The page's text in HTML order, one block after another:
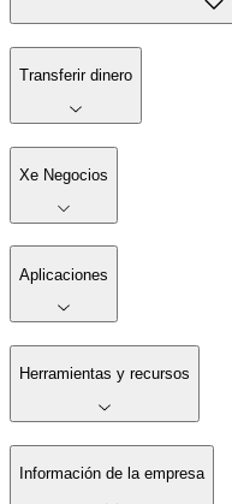
Transferir dinero
Xe Negocios
Aplicaciones
Herramientas y recursos
Información de la empresa